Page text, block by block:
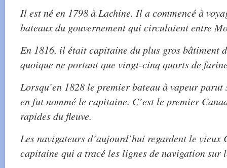
Il est né en 1798 à Lachine. Il a commencé à
bateaux du gouvernement qui circulaient entre
En 1816, il était capitaine du plus gros bâtiment
quoique ne portant que vingt-cinq quarts de
Lorsqu’en 1828 le premier bateau à vapeur
en fut nommé le capitaine. C’est le premier
rapides du fleuve.
Les navigateurs d’aujourd’hui regardent le vieux
capitaine qui a tracé les lignes de navigation sur